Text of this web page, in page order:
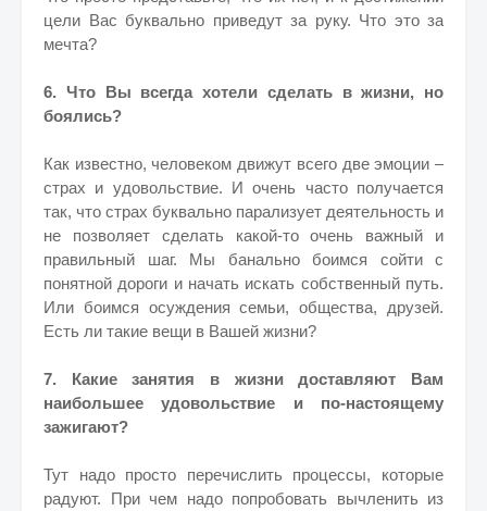
цели Вас буквально приведут за руку. Что это за
мечта?
6. Что Вы всегда хотели сделать в жизни, но
боялись?
Как известно, человеком движут всего две эмоции –
страх и удовольствие. И очень часто получается
так, что страх буквально парализует деятельность и
не позволяет сделать какой-то очень важный и
правильный шаг. Мы банально боимся сойти с
понятной дороги и начать искать собственный путь.
Или боимся осуждения семьи, общества, друзей.
Есть ли такие вещи в Вашей жизни?
7. Какие занятия в жизни доставляют Вам
наибольшее удовольствие и по-настоящему
зажигают?
Тут надо просто перечислить процессы, которые
радуют. При чем надо попробовать вычленить из